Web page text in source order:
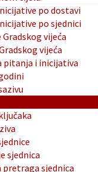
po dostavi
po sjednici
vijeća
vijeća
pitanja i inicijativa
sjednica
pretraga sjednica